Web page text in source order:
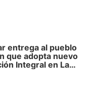
entrega al pueblo
que adopta nuevo
Integral en La